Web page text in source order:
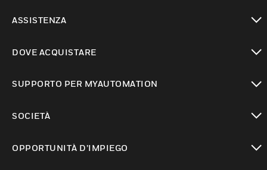
ASSISTENZA
DOVE ACQUISTARE
SUPPORTO PER MYAUTOMATION
SOCIETÀ
OPPORTUNITÀ D’IMPIEGO